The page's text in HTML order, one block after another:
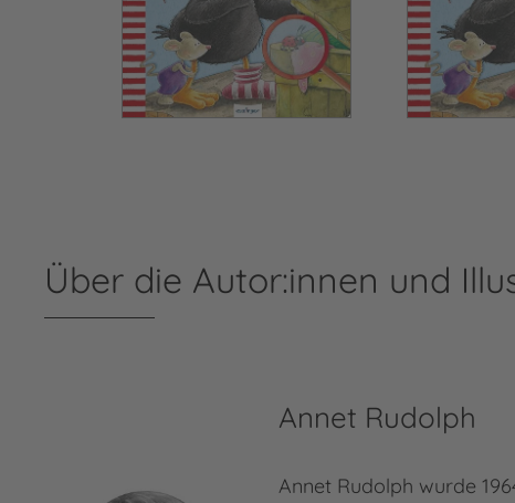
Über die Autor:innen und
Annet Rudolph
Annet Rudolph wurde